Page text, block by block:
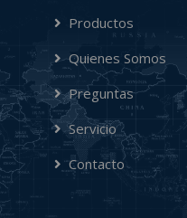
Productos
Quienes Somos
Preguntas
Servicio
Contacto